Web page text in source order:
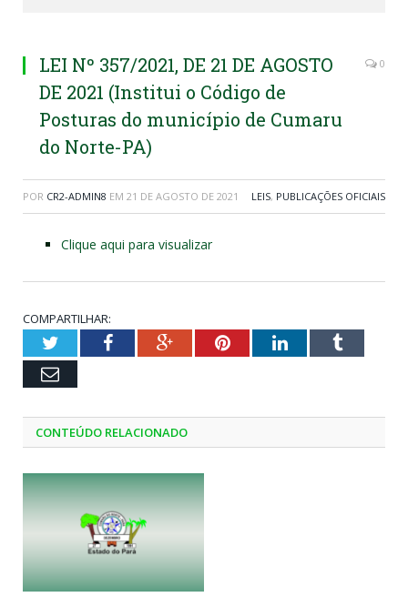
LEI Nº 357/2021, DE 21 DE AGOSTO
DE 2021 (Institui o Código de
Posturas do município de Cumaru
do Norte-PA)
0
POR CR2-ADMIN8 EM 21 DE AGOSTO DE 2021 LEIS, PUBLICAÇÕES OFICIAIS
Clique aqui para visualizar
COMPARTILHAR:
TwitterFacebookGoogle+PinterestLinkedInTumblr
Email
CONTEÚDO RELACIONADO